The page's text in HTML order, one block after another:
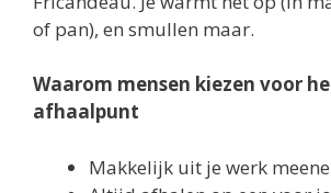
of pan), en smullen maar.
Waarom mensen kiezen voor
afhaalpunt
Makkelijk uit je werk